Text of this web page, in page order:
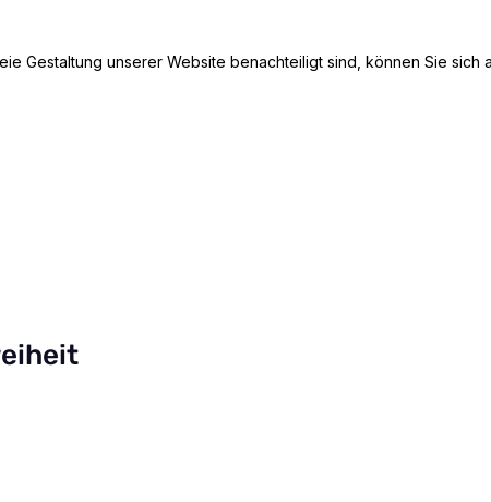
Gestaltung unserer Website benachteiligt sind, können Sie